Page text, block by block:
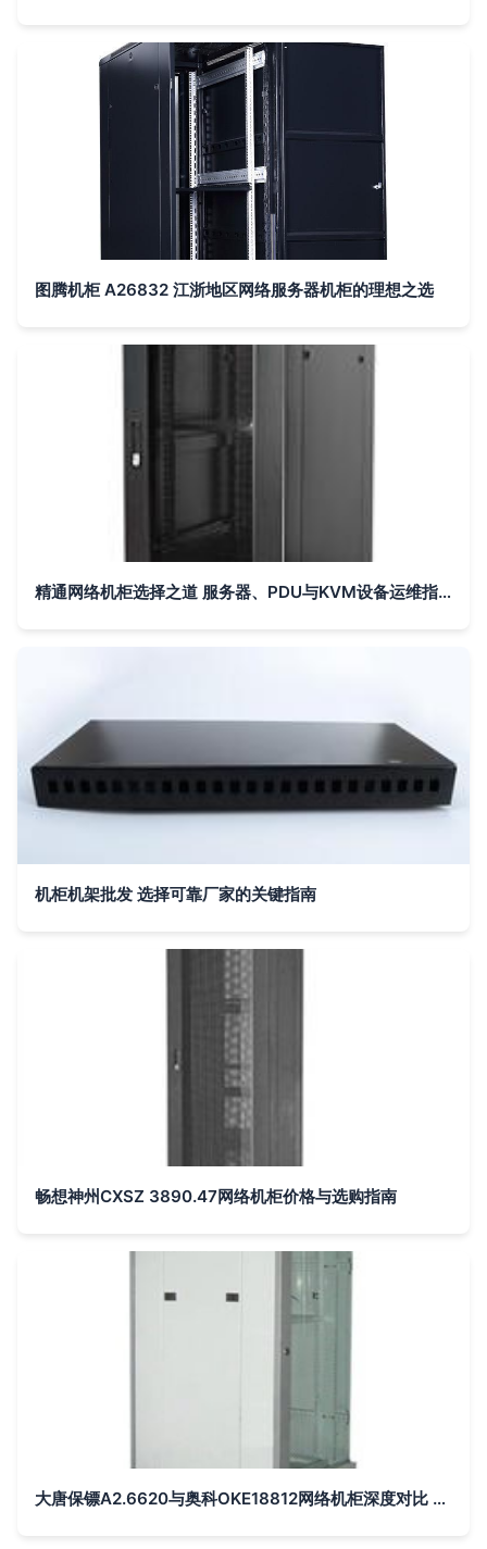
图腾机柜 A26832 江浙地区网络服务器机柜的理想之选
精通网络机柜选择之道 服务器、PDU与KVM设备运维指南
机柜机架批发 选择可靠厂家的关键指南
畅想神州CXSZ 3890.47网络机柜价格与选购指南
大唐保镖A2.6620与奥科OKE18812网络机柜深度对比 ZOL视角下的细分选择